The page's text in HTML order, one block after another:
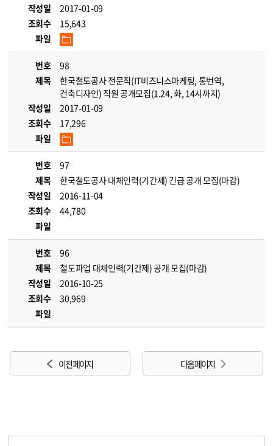
작성일
2017-01-09
조회수
15,643
파일
번호
98
제목
한국철도공사 전문직(IT비즈니스마케팅, 통번역,
건축디자인) 직원 공개모집(1.24, 화, 14시까지)
작성일
2017-01-09
조회수
17,296
파일
번호
97
제목
한국철도공사 대체인력(기간제) 긴급 공개 모집(마감)
작성일
2016-11-04
조회수
44,780
파일
번호
96
제목
철도파업 대체인력(기간제) 공개 모집(마감)
작성일
2016-10-25
조회수
30,969
파일
이전 페이지 다음 페이지